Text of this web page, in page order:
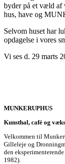
byder på et væld af
hus, have og
Selvom huset har
opdagelse i vores
Vi ses d. 29 marts
MUNKERUPHUS
Kunsthal, café og
Velkommen til
Gilleleje og
den
1982).